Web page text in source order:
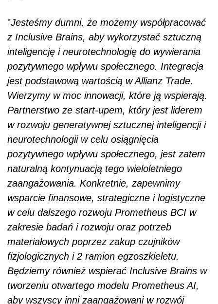
"Jesteśmy dumni, że możemy współpracować
z Inclusive Brains, aby wykorzystać sztuczną
inteligencję i neurotechnologię do wywierania
pozytywnego wpływu społecznego. Integracja
jest podstawową wartością w Allianz Trade.
Wierzymy w moc innowacji, które ją wspierają.
Partnerstwo ze start-upem, który jest liderem
w rozwoju generatywnej sztucznej inteligencji i
neurotechnologii w celu osiągnięcia
pozytywnego wpływu społecznego, jest zatem
naturalną kontynuacją tego wieloletniego
zaangażowania. Konkretnie, zapewnimy
wsparcie finansowe, strategiczne i logistyczne
w celu dalszego rozwoju Prometheus BCI w
zakresie badań i rozwoju oraz potrzeb
materiałowych poprzez zakup czujników
fizjologicznych i 2 ramion egzoszkieletu.
Będziemy również wspierać Inclusive Brains w
tworzeniu otwartego modelu Prometheus AI,
aby wszyscy inni zaangażowani w rozwój